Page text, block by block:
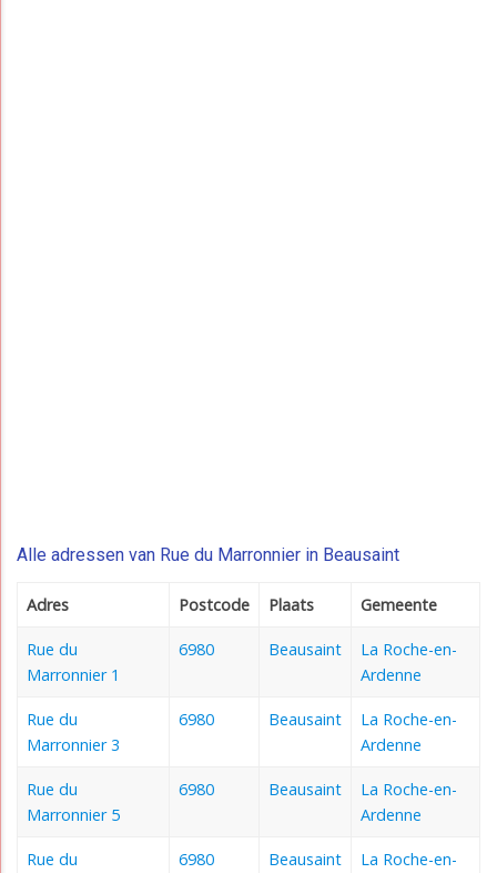
Alle adressen van Rue du Marronnier in Beausaint
Adres Postcode Plaats Gemeente
Rue du
Marronnier 1
6980 Beausaint
La Roche-en-
Ardenne
Rue du
Marronnier 3
6980 Beausaint
La Roche-en-
Ardenne
Rue du
Marronnier 5
6980 Beausaint
La Roche-en-
Ardenne
Rue du
6980 Beausaint
La Roche-en-